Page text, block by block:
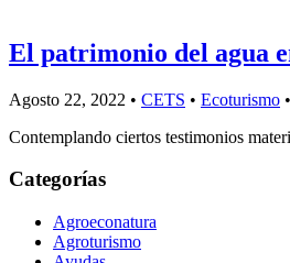
El patrimonio del agua
Agosto 22, 2022 • CETS • Ecoturismo •
Contemplando ciertos testimonios
Categorías
Agroeconatura
Agroturismo